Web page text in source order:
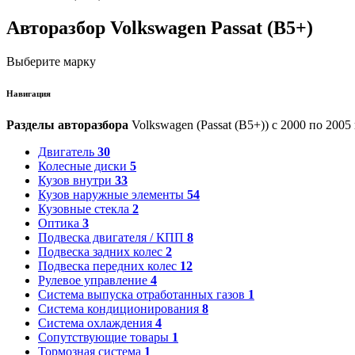
Авторазбор Volkswagen Passat (B5+)
Выберите марку
Навигация
Разделы авторазбора Volkswagen (Passat (B5+)) с 2000 по 2005
Двигатель 30
Колесные диски 5
Кузов внутри 33
Кузов наружные элементы 54
Кузовные стекла 2
Оптика 3
Подвеска двигателя / КПП 8
Подвеска задних колес 2
Подвеска передних колес 12
Рулевое управление 4
Система выпуска отработанных газов 1
Система кондиционирования 8
Система охлаждения 4
Сопутствующие товары 1
Тормозная система 1